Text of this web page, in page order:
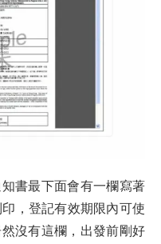
書最下面會有一欄寫著
，登記有效期限內可使
沒有這欄，出發前剛好